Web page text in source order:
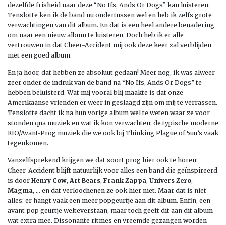
dezelfde frisheid naar deze “No Ifs, Ands Or Dogs” kan luisteren.
Tenslotte ken ik de band nu ondertussen wel en heb ik zelfs grote
verwachtingen van dit album. En dat is een heel andere benadering
om naar een nieuw album te luisteren. Doch heb ik er alle
vertrouwen in dat Cheer-Accident mij ook deze keer zal verblijden
met een goed album.
En ja hoor, dat hebben ze absoluut gedaan! Meer nog, ik was alweer
zeer onder de indruk van de band na “No Ifs, Ands Or Dogs” te
hebben beluisterd. Wat mij vooral blij maakte is dat onze
Amerikaanse vrienden er weer in geslaagd zijn om mij te verrassen.
Tenslotte dacht ik na hun vorige album wel te weten waar ze voor
stonden qua muziek en wat ik kon verwachten: de typische moderne
RIO/Avant-Prog muziek die we ook bij Thinking Plague of 5uu’s vaak
tegenkomen.
Vanzelfsprekend krijgen we dat soort prog hier ook te horen:
Cheer-Accident blijft natuurlijk voor alles een band die geïnspireerd
is door Henry Cow, Art Bears, Frank Zappa, Univers Zero,
Magma, … en dat verloochenen ze ook hier niet. Maar dat is niet
alles: er hangt vaak een meer popgeurtje aan dit album. Enfin, een
avant-pop geurtje welteverstaan, maar toch geeft dit aan dit album
wat extra mee. Dissonante ritmes en vreemde gezangen worden